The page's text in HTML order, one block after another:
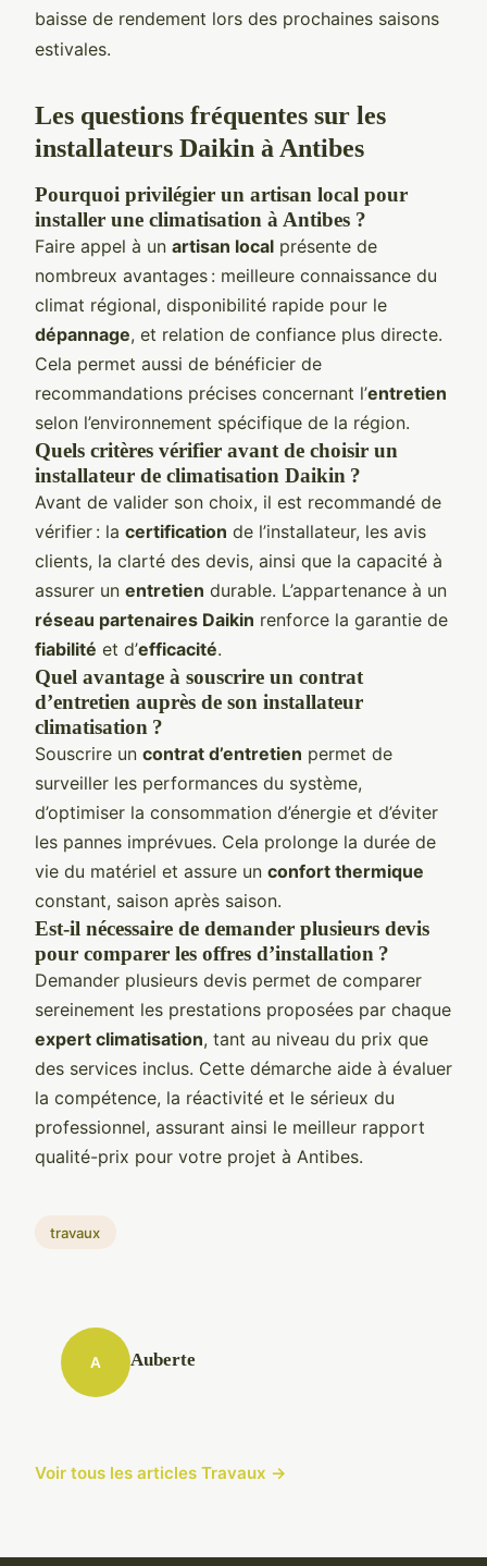
baisse de rendement lors des prochaines saisons
estivales.
Les questions fréquentes sur les
installateurs Daikin à Antibes
Pourquoi privilégier un artisan local pour
installer une climatisation à Antibes ?
Faire appel à un artisan local présente de
nombreux avantages : meilleure connaissance du
climat régional, disponibilité rapide pour le
dépannage, et relation de confiance plus directe.
Cela permet aussi de bénéficier de
recommandations précises concernant l’entretien
selon l’environnement spécifique de la région.
Quels critères vérifier avant de choisir un
installateur de climatisation Daikin ?
Avant de valider son choix, il est recommandé de
vérifier : la certification de l’installateur, les avis
clients, la clarté des devis, ainsi que la capacité à
assurer un entretien durable. L’appartenance à un
réseau partenaires Daikin renforce la garantie de
fiabilité et d’efficacité.
Quel avantage à souscrire un contrat
d’entretien auprès de son installateur
climatisation ?
Souscrire un contrat d’entretien permet de
surveiller les performances du système,
d’optimiser la consommation d’énergie et d’éviter
les pannes imprévues. Cela prolonge la durée de
vie du matériel et assure un confort thermique
constant, saison après saison.
Est-il nécessaire de demander plusieurs devis
pour comparer les offres d’installation ?
Demander plusieurs devis permet de comparer
sereinement les prestations proposées par chaque
expert climatisation, tant au niveau du prix que
des services inclus. Cette démarche aide à évaluer
la compétence, la réactivité et le sérieux du
professionnel, assurant ainsi le meilleur rapport
qualité-prix pour votre projet à Antibes.
travaux
A Auberte
Voir tous les articles Travaux →